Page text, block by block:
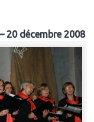
20 décembre 2008